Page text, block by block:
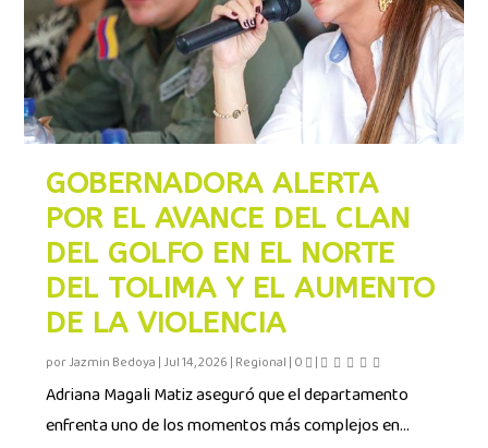
GOBERNADORA ALERTA
POR EL AVANCE DEL CLAN
DEL GOLFO EN EL NORTE
DEL TOLIMA Y EL AUMENTO
DE LA VIOLENCIA
porJazmin Bedoya | Jul 14, 2026 | Regional | 0 |
Adriana Magali Matiz aseguró que el departamento
enfrenta uno de los momentos más complejos en...